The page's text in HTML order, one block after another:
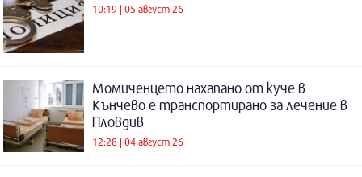
10:19 | 05 август 26
Момиченцето нахапано от куче в
Кънчево е транспортирано за лечение в
Пловдив
12:28 | 04 август 26